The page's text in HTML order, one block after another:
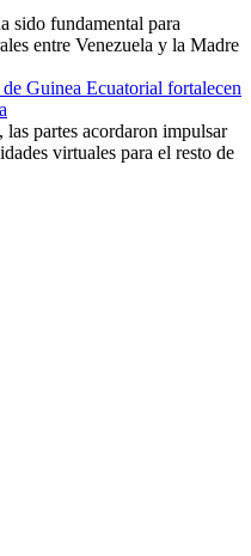
sido fundamental para
entre Venezuela y la Madre
Guinea Ecuatorial fortalecen
partes acordaron impulsar
virtuales para el resto de